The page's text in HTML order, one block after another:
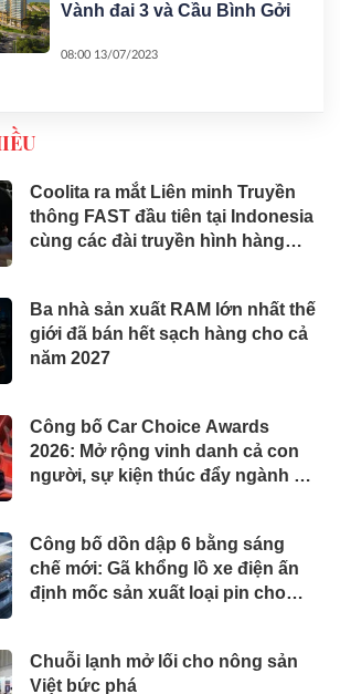
Vành đai 3 và Cầu Bình Gởi
08:00 13/07/2023
Coolita ra mắt Liên minh Truyền
thông FAST đầu tiên tại Indonesia
cùng các đài truyền hình hàng
Ba nhà sản xuất RAM lớn nhất thế
giới đã bán hết sạch hàng cho cả
năm 2027
Công bố Car Choice Awards
2026: Mở rộng vinh danh cả con
người, sự kiện thúc đẩy ngành xe
Công bố dồn dập 6 bằng sáng
chế mới: Gã khổng lồ xe điện ấn
định mốc sản xuất loại pin cho
Chuỗi lạnh mở lối cho nông sản
Việt bức phá